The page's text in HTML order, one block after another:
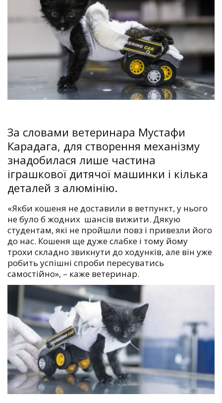
За словами ветеринара Мустафи
Карадага, для створення механізму
знадобилася лише частина
іграшкової дитячої машинки і кілька
деталей з алюмінію.
«Якби кошеня не доставили в ветпункт, у нього
не було б жодних шансів вижити. Дякую
студентам, які не пройшли повз і привезли його
до нас. Кошеня ще дуже слабке і тому йому
трохи складно звикнути до ходунків, але він уже
робить успішні спроби пересуватись
самостійно», – каже ветеринар.